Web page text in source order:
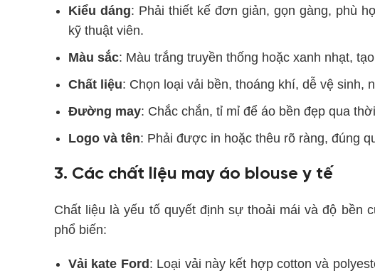
Kiểu dáng: Phải thiết kế đơn giản, gọn gàng, phù
kỹ thuật viên.
Màu sắc: Màu trắng truyền thống hoặc xanh nhạt,
Chất liệu: Chọn loại vải bền, thoáng khí, dễ vệ sinh,
Đường may: Chắc chắn, tỉ mỉ để áo bền đẹp qua
Logo và tên: Phải được in hoặc thêu rõ ràng, đúng
3. Các chất liệu may áo blouse y tế
Chất liệu là yếu tố quyết định sự thoải mái và độ bền
phổ biến:
Vải kate Ford : Loại vải này kết hợp cotton và